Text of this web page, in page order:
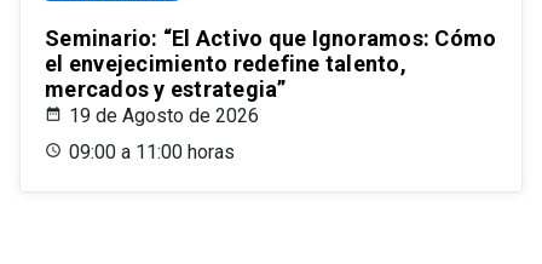
Seminario: “El Activo que Ignoramos: Cómo
el envejecimiento redefine talento,
mercados y estrategia”
19 de Agosto de 2026
09:00 a 11:00 horas